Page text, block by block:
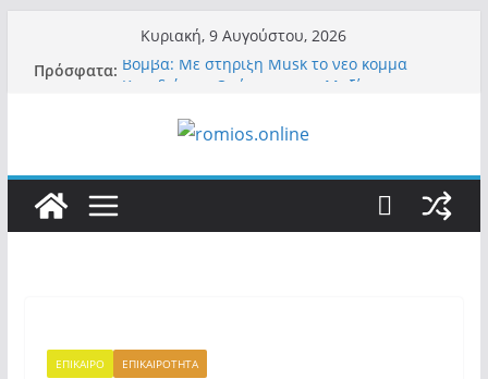
περιεχόμενο
Κυριακή, 9 Αυγούστου, 2026
Πρόσφατα: Βόμβα: Με στήριξη Musk το νέο κόμμα
εγκλήματά του στην πανδημία – Στην Ελλάδα
τον έκαναν μέλος της Ακαδημίας Αθηνών!
Οι ρυθμιστές – Σαμαράς και Κασιδιάρης θα
το διεφθαρμένο σύστημα εξουσίας»
ΕΠΙΚΑΙΡΟ ΕΠΙΚΑΙΡΟΤΗΤΑ